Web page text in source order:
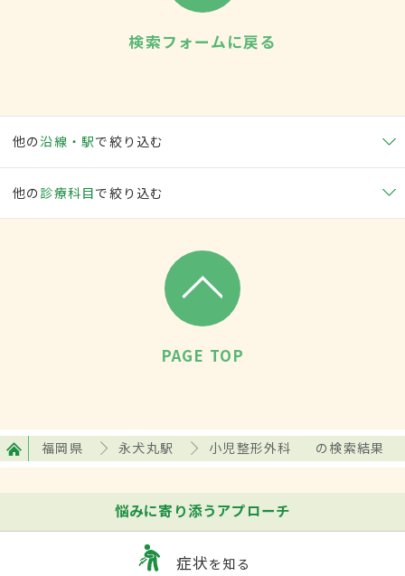
検索フォームに戻る
他の沿線・駅で絞り込む
他の 診療科目で絞り込む
PAGE TOP
福岡県 永犬丸駅 小児整形外科 の検索結果
悩みに寄り添うアプローチ
症状を知る